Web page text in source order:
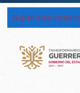
Skip to main content